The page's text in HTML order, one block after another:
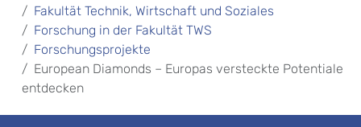
Fakultät Technik, Wirtschaft und Soziales
Forschung in der Fakultät TWS
Forschungsprojekte
European Diamonds – Europas versteckte Potentiale
entdecken